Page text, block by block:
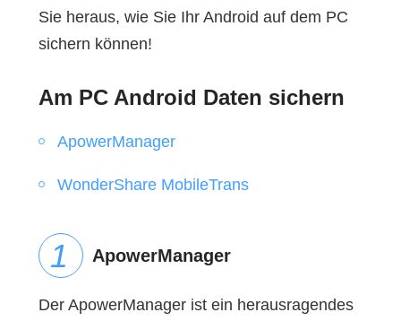
Sie heraus, wie Sie Ihr Android auf dem PC
sichern können!
Am PC Android Daten sichern
ApowerManager
WonderShare MobileTrans
ApowerManager
Der ApowerManager ist ein herausragendes